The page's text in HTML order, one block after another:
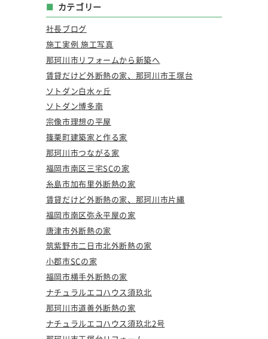
カテゴリー
社長ブログ
施工実例 施工写真
那珂川市リフォームから新築へ
賃貸だけど外断熱の家、那珂川市王塚台
ソトダン白水ヶ丘
ソトダン博多南
宗像市理想の平屋
篠栗町建築家と作る家
那珂川市つながる家
福岡市南区三宅SCの家
糸島市加布里外断熱の家
賃貸だけど外断熱の家、那珂川市片縄
福岡市南区弥永平屋の家
唐津市外断熱の家
筑紫野市二日市北外断熱の家
小郡市SCの家
福岡市横手外断熱の家
ナチュラルエコハウス須玖北
那珂川市道善外断熱の家
ナチュラルエコハウス須玖北2号